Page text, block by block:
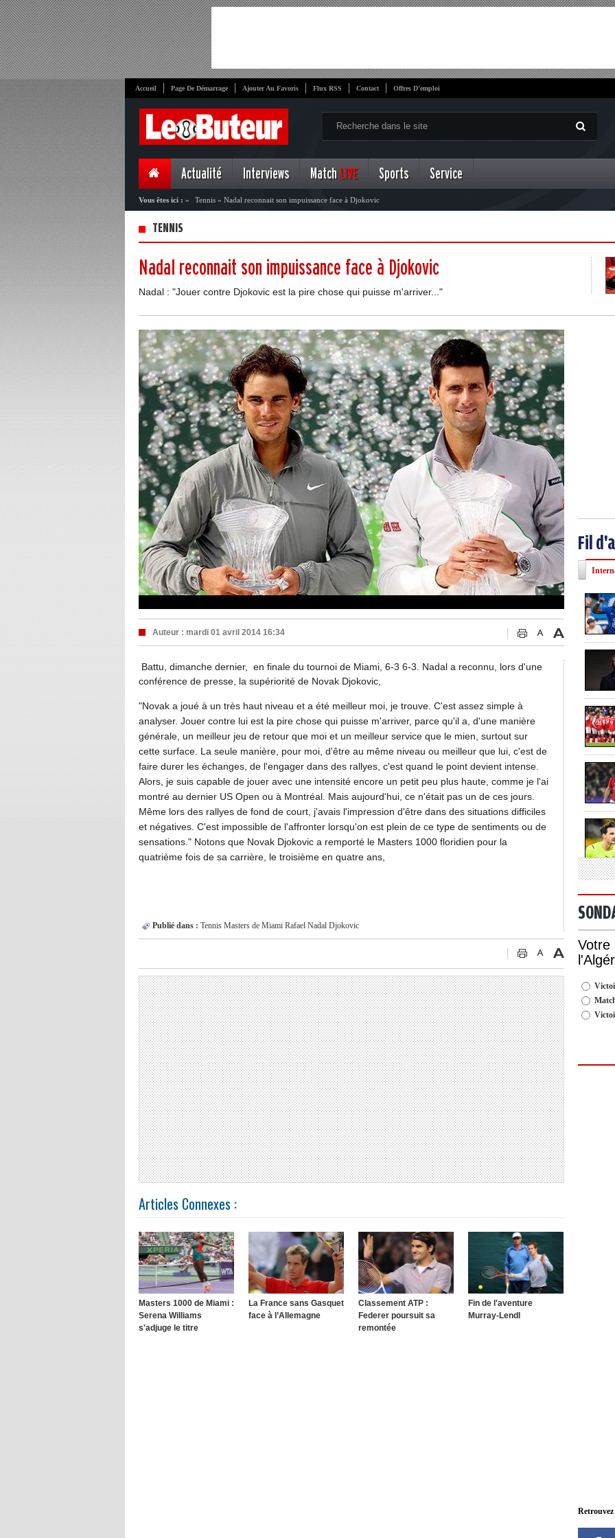
Accueil Page De Démarrage Ajouter Au Favoris Flux RSS Contact Offres D'emploi
Actualité Interviews Match LIVE Sports Service
Vous êtes ici : » Tennis » Nadal reconnait son impuissance face à Djokovic
TENNIS
Nadal reconnait son impuissance face à Djokovic
Nadal : "Jouer contre Djokovic est la pire chose qui puisse m'arriver..."
Auteur : mardi 01 avril 2014 16:34
Battu, dimanche dernier, en finale du tournoi de Miami, 6-3 6-3. Nadal a reconnu, lors d'une
conférence de presse, la supériorité de Novak Djokovic,
"Novak a joué à un très haut niveau et a été meilleur moi, je trouve. C'est assez simple à
analyser. Jouer contre lui est la pire chose qui puisse m'arriver, parce qu'il a, d'une manière
générale, un meilleur jeu de retour que moi et un meilleur service que le mien, surtout sur
cette surface. La seule manière, pour moi, d'être au même niveau ou meilleur que lui, c'est de
faire durer les échanges, de l'engager dans des rallyes, c'est quand le point devient intense.
Alors, je suis capable de jouer avec une intensité encore un petit peu plus haute, comme je l'ai
montré au dernier US Open ou à Montréal. Mais aujourd'hui, ce n'était pas un de ces jours.
Même lors des rallyes de fond de court, j'avais l'impression d'être dans des situations difficiles
et négatives. C'est impossible de l'affronter lorsqu'on est plein de ce type de sentiments ou de
sensations." Notons que Novak Djokovic a remporté le Masters 1000 floridien pour la
quatrième fois de sa carrière, le troisième en quatre ans,
Publié dans : Tennis Masters de Miami Rafael Nadal Djokovic
Articles Connexes :
Masters 1000 de Miami :
Serena Williams
s'adjuge le titre
La France sans Gasquet
face à l’Allemagne
Classement ATP :
Federer poursuit sa
remontée
Fin de l'aventure
Murray-Lendl
Fil
Votre